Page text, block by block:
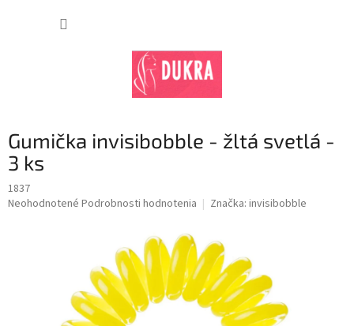
Gumička invisibobble - žltá svetlá -
3 ks
1837
Priemerné
Neohodnotené Podrobnosti hodnotenia Značka: invisibobble